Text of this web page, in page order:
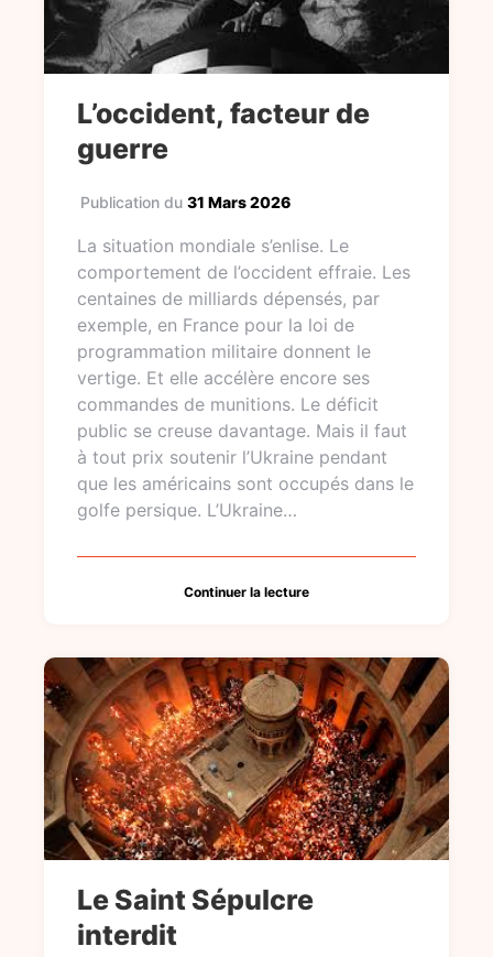
L’occident, facteur de
guerre
Publication du 31 Mars 2026
La situation mondiale s’enlise. Le
comportement de l’occident effraie. Les
centaines de milliards dépensés, par
exemple, en France pour la loi de
programmation militaire donnent le
vertige. Et elle accélère encore ses
commandes de munitions. Le déficit
public se creuse davantage. Mais il faut
à tout prix soutenir l’Ukraine pendant
que les américains sont occupés dans le
golfe persique. L’Ukraine…
Continuer la lecture
Le Saint Sépulcre
interdit